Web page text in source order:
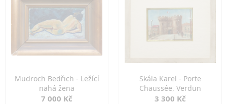
Mudroch Bedřich - Ležící
nahá žena
7 000 Kč
Skála Karel - Porte
Chaussée, Verdun
3 300 Kč